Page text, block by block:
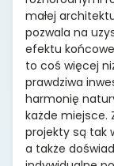
małej
pozwala na
efektu
to coś więcej
prawdziwa
harmonię
każde miejsce.
projekty są tak
a także